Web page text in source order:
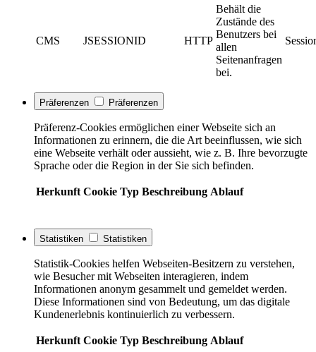
CMS JSESSIONID HTTP
Behält die
Zustände des
Benutzers bei
allen
Seitenanfragen
bei.
Präferenzen Präferenzen
Präferenz-Cookies ermöglichen einer Webseite sich an
Informationen zu erinnern, die die Art beeinflussen, wie sich
eine Webseite verhält oder aussieht, wie z. B. Ihre bevorzugte
Sprache oder die Region in der Sie sich befinden.
Herkunft Cookie Typ Beschreibung Ablauf
Statistiken Statistiken
Statistik-Cookies helfen Webseiten-Besitzern zu verstehen,
wie Besucher mit Webseiten interagieren, indem
Informationen anonym gesammelt und gemeldet werden.
Diese Informationen sind von Bedeutung, um das digitale
Kundenerlebnis kontinuierlich zu verbessern.
Herkunft Cookie Typ Beschreibung Ablauf